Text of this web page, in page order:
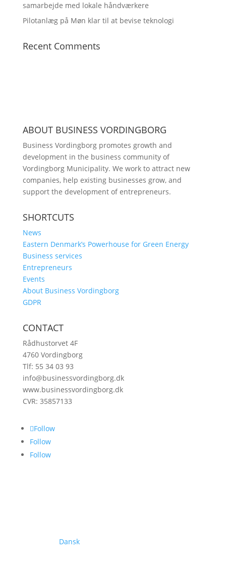
samarbejde med lokale håndværkere
Pilotanlæg på Møn klar til at bevise teknologi
Recent Comments
ABOUT BUSINESS VORDINGBORG
Business Vordingborg promotes growth and
development in the business community of
Vordingborg Municipality. We work to attract new
companies, help existing businesses grow, and
support the development of entrepreneurs.
SHORTCUTS
News
Eastern Denmark’s Powerhouse for Green Energy
Business services
Entrepreneurs
Events
About Business Vordingborg
GDPR
CONTACT
Rådhustorvet 4F
4760 Vordingborg
Tlf: 55 34 03 93
info@businessvordingborg.dk
www.businessvordingborg.dk
CVR: 35857133
Follow
Follow
Follow
Dansk